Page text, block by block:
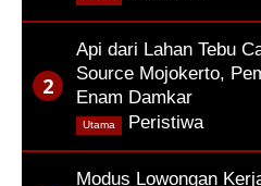
Api dari Lahan Tebu
Source Mojokerto,
Enam Damkar
Peristiwa
Utama
Modus Lowongan